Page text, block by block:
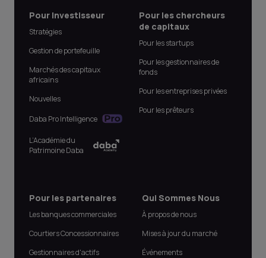
Pour Investisseur
Stratégies
Gestion de portefeuille
Marchés des capitaux
africains
Nouvelles
Daba Pro Intelligence
L’Académie du
Patrimoine Daba
Pour les chercheurs
de capitaux
Pour les startups
Pour les gestionnaires de
fonds
Pour les entreprises privées
Pour les prêteurs
Pour les partenaires
Les banques commerciales
Courtiers Concessionnaires
Gestionnaires d'actifs
Qui Sommes Nous
À propos de nous
Mises à jour du marché
Événements